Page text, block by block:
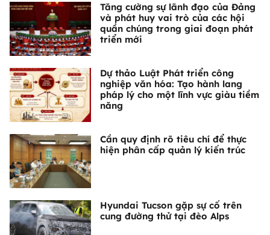
Tăng cường sự lãnh đạo của Đảng
và phát huy vai trò của các hội
quần chúng trong giai đoạn phát
triển mới
Dự thảo Luật Phát triển công
nghiệp văn hóa: Tạo hành lang
pháp lý cho một lĩnh vực giàu tiềm
năng
Cần quy định rõ tiêu chí để thực
hiện phân cấp quản lý kiến trúc
Hyundai Tucson gặp sự cố trên
cung đường thử tại đèo Alps